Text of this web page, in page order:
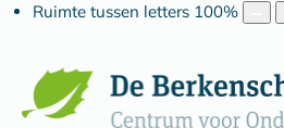
Ruimte tussen letters 100%